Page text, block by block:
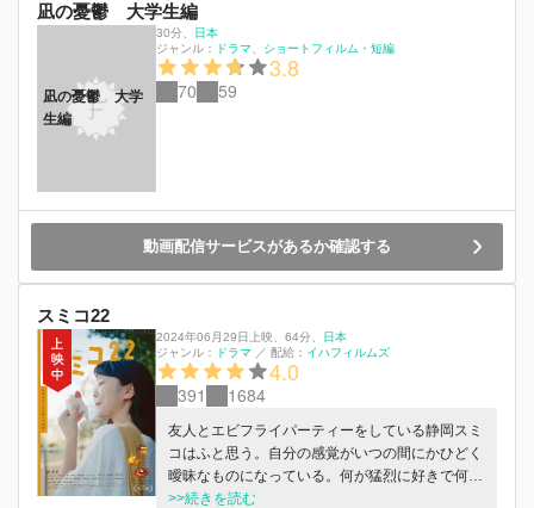
凪の憂鬱 大学生編
凪の憂鬱 大学
生編
30分
日本
ジャンル：
ドラマ ショートフィルム・短編
3.8
70 59
動画配信サービスがあるか確認する
スミコ22
2024年06月29日上映 64分
日本
ジャンル：
ドラマ ／ 配給： イハフィルムズ
4.0
391 1684
友⼈とエビフライパーティーをしている静岡スミ
コはふと思う。⾃分の感覚がいつの間にかひどく
曖昧なものになっている。何が猛烈に好きで何が
耐え難く嫌いか、何を⾯⽩く思っていて何を喋り
>>続きを読む